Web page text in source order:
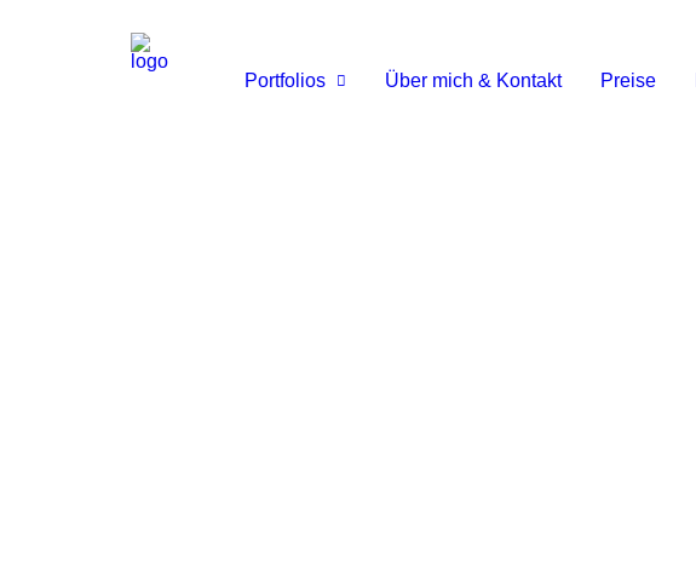
Portfolios Über mich & Kontakt Preise